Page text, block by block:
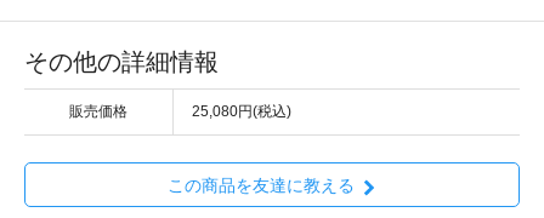
その他の詳細情報
販売価格 25,080円(税込)
この商品を友達に教える